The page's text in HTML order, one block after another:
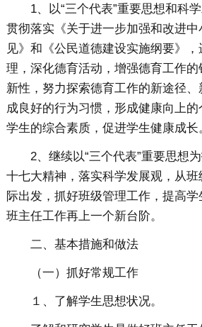
1、以“三个代表”重要思想和科
贯彻落实《关于进一步加强和改进
见》和《公民道德建设实施纲要》
理，深化德育活动，增强德育工作的
新性，努力探索德育工作的新途径
成良好的行为习惯，形成健康向上
学生的综合素质，促进学生健康成长
2、继续以“三个代表”重要思想
十七大精神，落实科学发展观，从
际出发，抓好班级管理工作，提高
班主任工作再上一个新台阶。
二、基本措施和做法
（一）抓好常规工作
１、了解学生思想状况。